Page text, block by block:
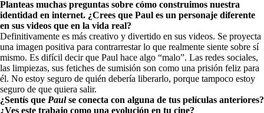
Planteas muchas preguntas sobre cómo construimos nuestra
identidad en internet. ¿Crees que Paul es un personaje diferente
en sus videos que en la vida real?
Definitivamente es más creativo y divertido en sus videos. Se proyecta
una imagen positiva para contrarrestar lo que realmente siente sobre sí
mismo. Es difícil decir que Paul hace algo “malo”. Las redes sociales,
las limpiezas, sus fetiches de sumisión son como una prisión feliz para
él. No estoy seguro de quién debería liberarlo, porque tampoco estoy
seguro de que quiera salir.
¿Sentís que Paulse conecta con alguna de tus películas anteriores?
¿Ves este trabajo como una evolución en tu cine?